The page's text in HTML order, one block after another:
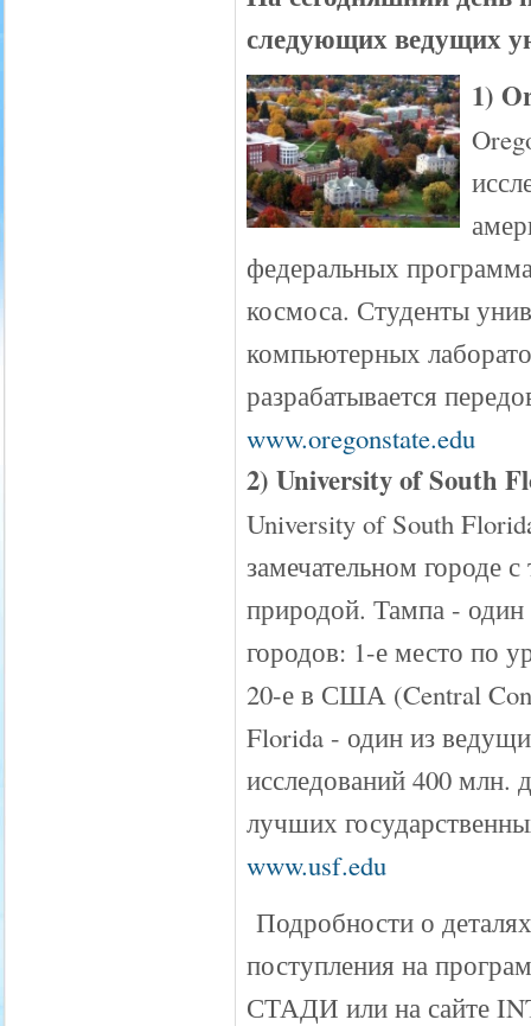
следующих ведущих
1)
федеральных
космоса. Студенты
компьютерных
разрабатывается
www.oregonstate.edu
2) University of South
University of South
замечательном городе
природой. Тампа -
городов: 1-е место по
20-е в США (Central
Florida - один из
исследований 400 млн.
лучших
www.usf.edu
Подробности о
поступления на
СТАДИ или на сайте